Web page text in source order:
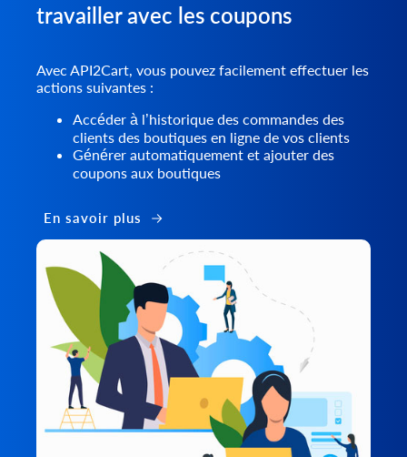
travailler avec les coupons
Avec API2Cart, vous pouvez facilement effectuer les
actions suivantes :
Accéder à l’historique des commandes des
clients des boutiques en ligne de vos clients
Générer automatiquement et ajouter des
coupons aux boutiques
En savoir plus